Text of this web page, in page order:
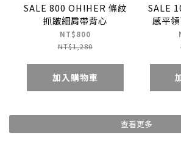
SALE 800 OH!HER 條紋
抓皺細肩帶背心
NT$800
NT$1,280
加入購物車
SALE
感平
查看更多